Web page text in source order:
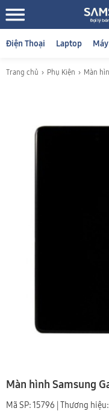
Điện Thoại Laptop
Trang chủ Phụ Kiện Màn
Màn hình Samsung
Mã SP: 15796 | Thương hiệu: